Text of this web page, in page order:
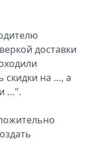
доставки
скидки на …, а
…".